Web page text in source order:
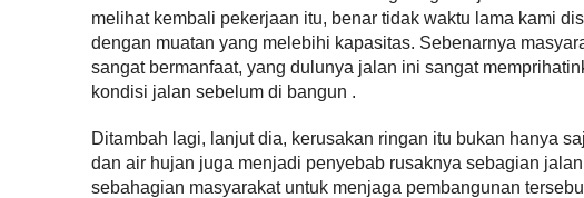
melihat kembali pekerjaan itu, benar tidak waktu lama kami
dengan muatan yang melebihi kapasitas. Sebenarnya
sangat bermanfaat, yang dulunya jalan ini sangat
kondisi jalan sebelum di bangun .
Ditambah lagi, lanjut dia, kerusakan ringan itu bukan hanya
dan air hujan juga menjadi penyebab rusaknya sebagian
sebahagian masyarakat untuk menjaga pembangunan